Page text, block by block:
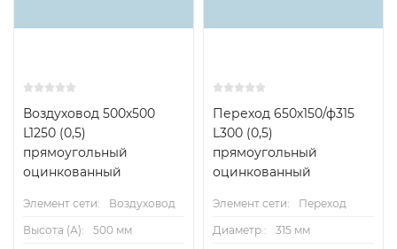
Воздуховод 500х500
L1250 (0,5)
прямоугольный
оцинкованный
Элемент сети:
Воздуховод
Высота (А):
500 мм
Переход 650х150/ф315
L300 (0,5)
прямоугольный
оцинкованный
Элемент сети:
Переход
Диаметр.:
315 мм